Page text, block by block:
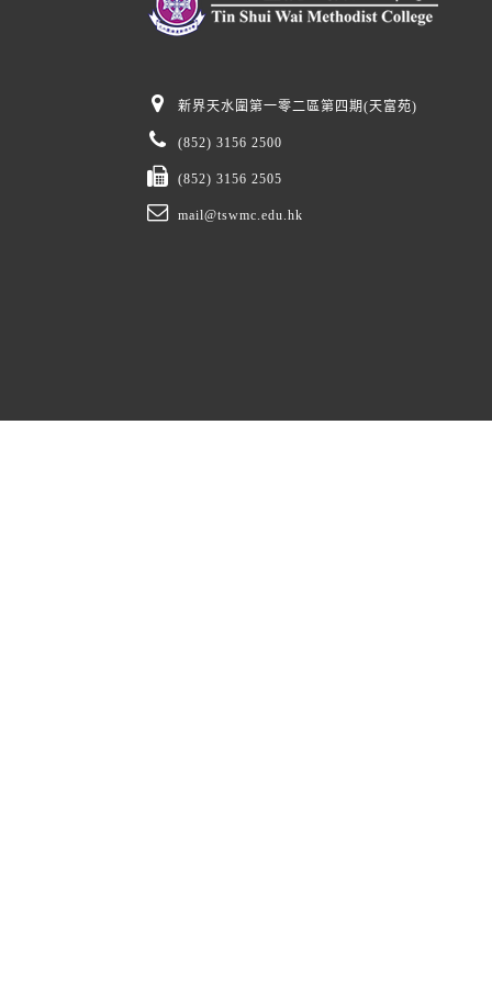
新界天水圍第一零二區第四期(天富苑)
(852) 3156 2500
(852) 3156 2505
mail@tswmc.edu.hk